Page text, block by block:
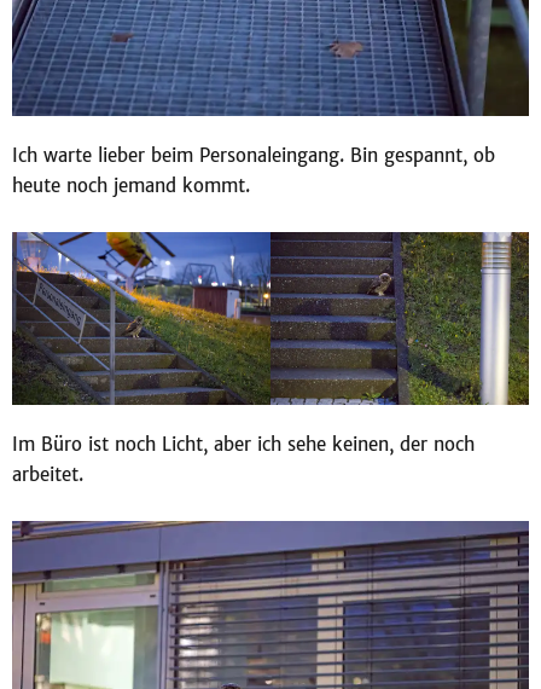
Ich warte lieber beim Personaleingang. Bin gespannt, ob
heute noch jemand kommt.
Im Büro ist noch Licht, aber ich sehe keinen, der noch
arbeitet.